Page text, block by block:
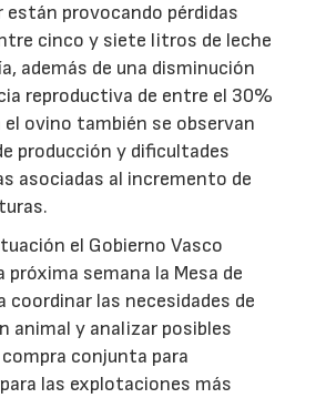
están provocando pérdidas
cinco y siete litros de leche
además de una disminución
reproductiva de entre el 30%
el ovino también se observan
producción y dificultades
asociadas al incremento de
el Gobierno Vasco
próxima semana la Mesa de
coordinar las necesidades de
animal y analizar posibles
conjunta para
las explotaciones más